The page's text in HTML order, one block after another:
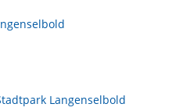
Langenselbold